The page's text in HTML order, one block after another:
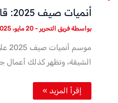
أنميات صيف 2025: قائمة متجددة بأهم الأعمال المنتظرة
بواسطة فريق التحرير-20 مايو، 2025
الشيقة، وتظهر كذلك
أنميات
صيف
إقرأ المزيد »